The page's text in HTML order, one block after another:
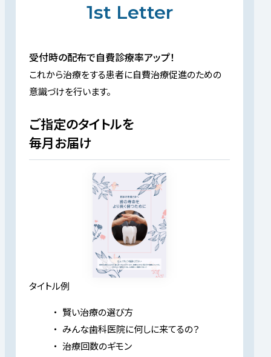
1st Letter
受付時の配布で自費診療率アップ！
これから治療をする患者に自費治療促進のための
意識づけを行います。
ご指定のタイトルを
毎月お届け
タイトル例
賢い治療の選び方
みんな歯科医院に何しに来てるの？
治療回数のギモン